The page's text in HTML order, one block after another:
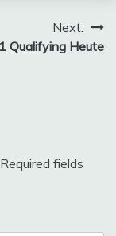
Next:
Qualifying Heute
Required fields